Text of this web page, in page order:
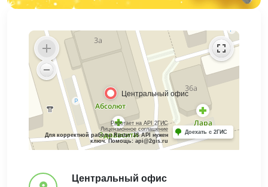
Центральный офис